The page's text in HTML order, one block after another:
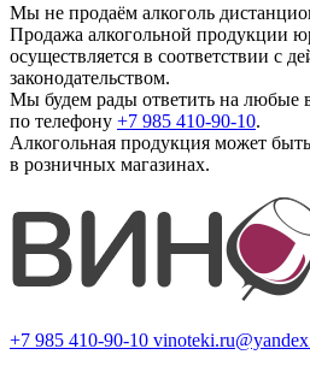
Мы не продаём алкоголь
Продажа алкогольной продукции
осуществляется в соответствии с
законодательством.
Мы будем рады ответить на любые
по телефону +7 985 410-90-10.
Алкогольная продукция может
в розничных магазинах.
+7 985 410-90-10